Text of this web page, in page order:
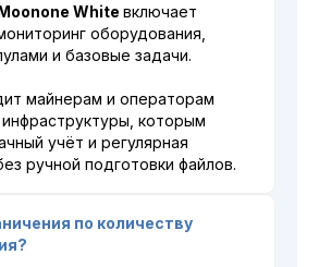
White включает
оборудования,
и базовые задачи.
майнерам и операторам
которым
учёт и регулярная
ручной подготовки файлов.
по количеству